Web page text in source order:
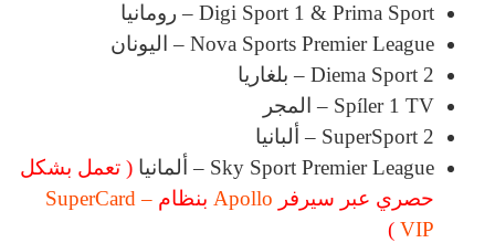
Digi Sport 1 & Prima Sport – رومانيا
Nova Sports Premier League – اليونان
Diema Sport 2 – بلغاريا
Spíler 1 TV – المجر
SuperSport 2 – ألبانيا
Sky Sport Premier League – ألمانيا
( تعمل بشكل
حصري عبر سيرفر Apollo بنظام SuperCard –
VIP
)